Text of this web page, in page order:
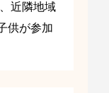
近隣地域
供が参加